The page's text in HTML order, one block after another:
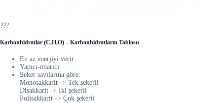
???
Karbonhidratlar (C,H,O) – Karbonhidratların Tablosu
En az enerjiyi verir.
Yapıcı-onarıcı
Şeker sayılarına göre:
Monosakkarit -> Tek şekerli
Disakkarit -> İki şekerli
Polisakkarit -> Çok şekerli